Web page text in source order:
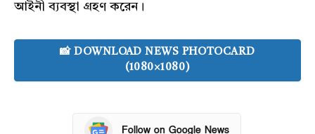
আইনী ব্যবস্থা গ্রহণ করেন।
📸 DOWNLOAD NEWS PHOTOCARD
(1080×1080)
Follow on Google News